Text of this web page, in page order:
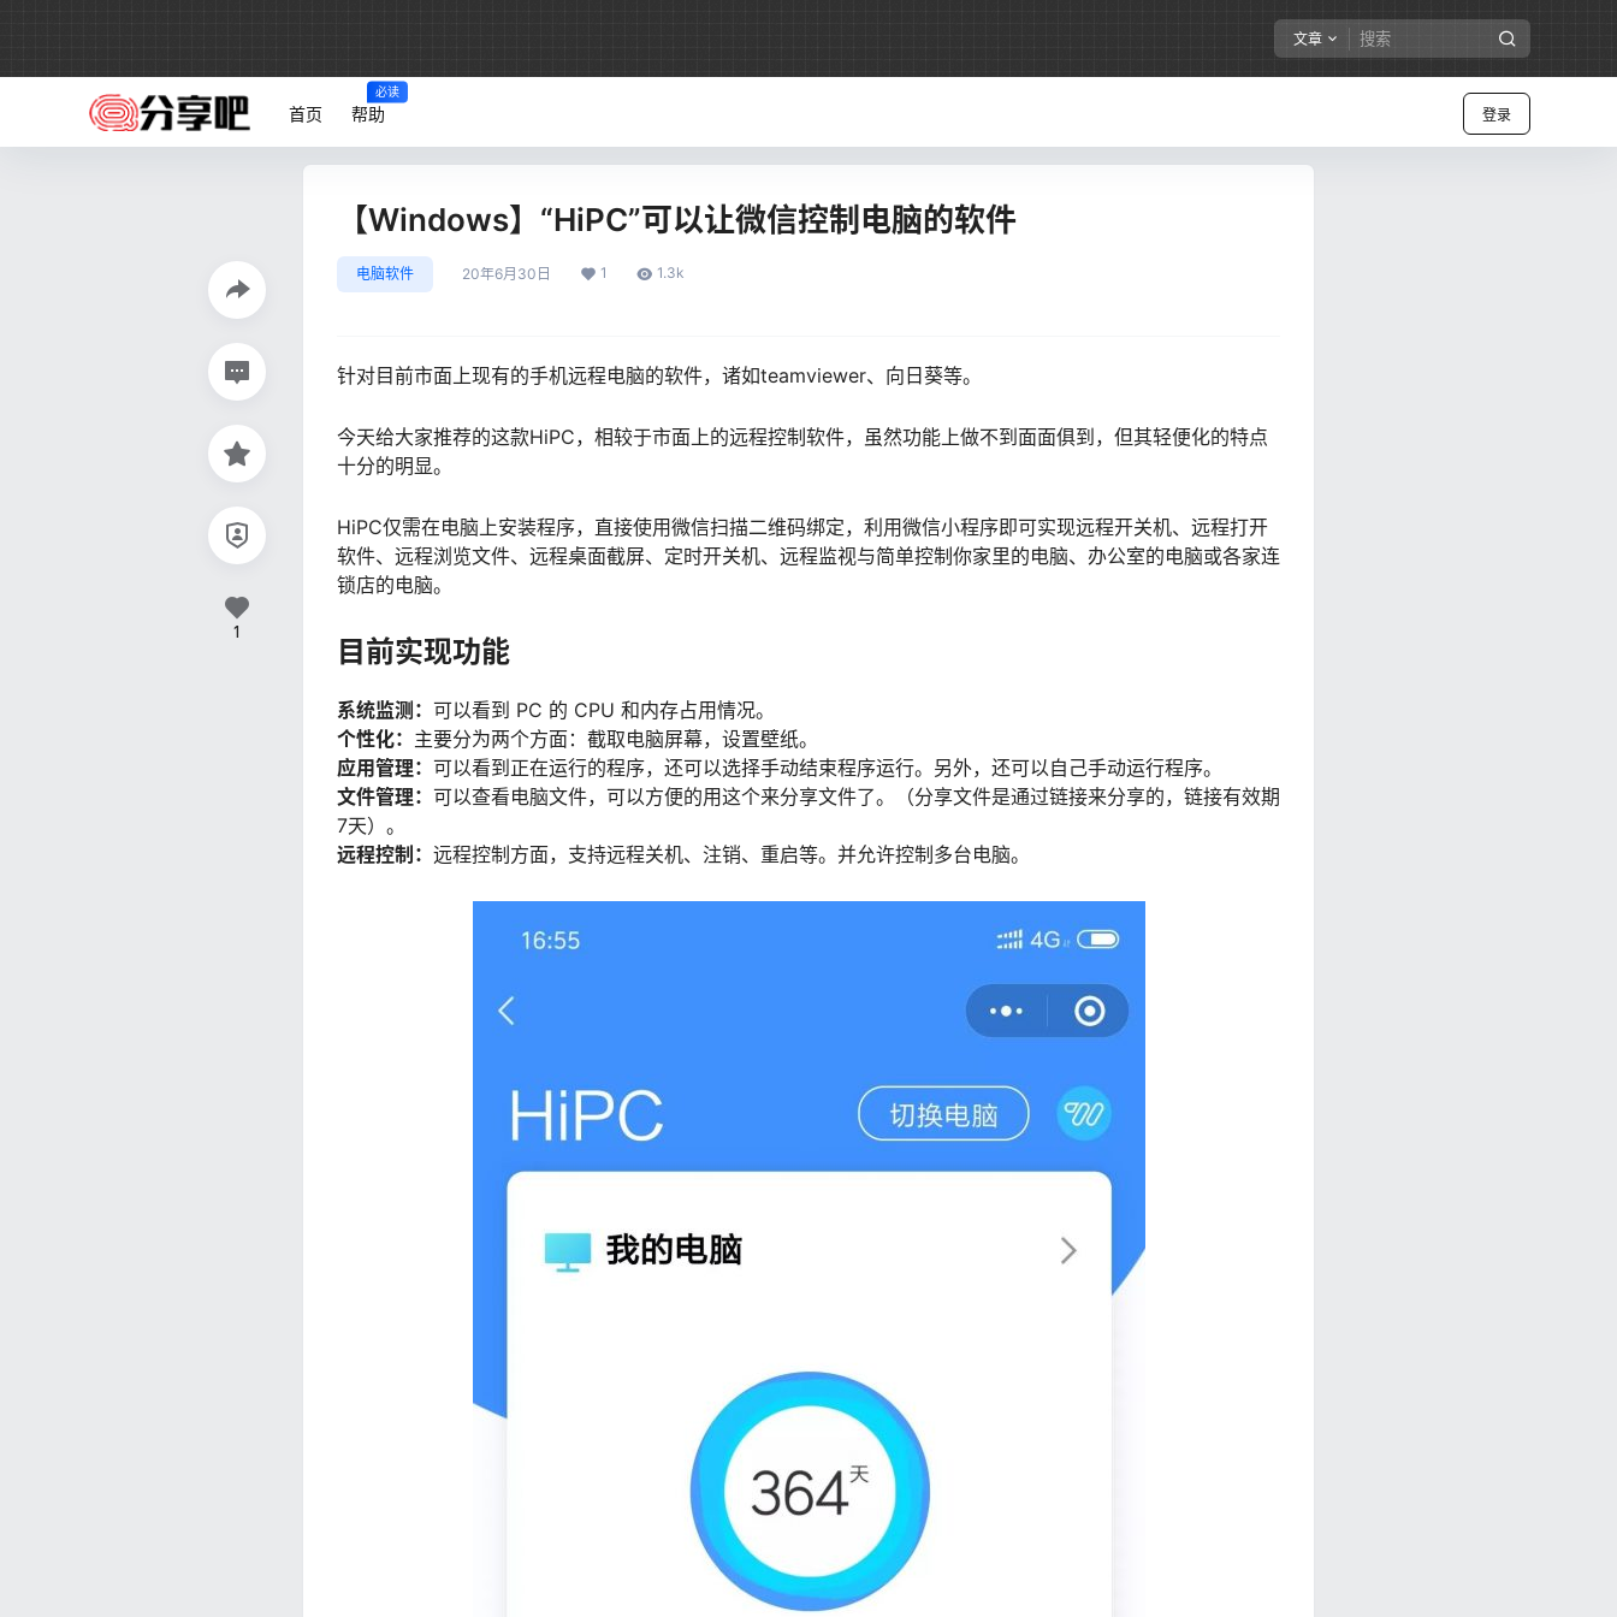
文章
登录
首页 帮助
必读
【Windows】“HiPC”可以让微信控制电脑的软件
电脑软件 20年6月30日 1 1.3k
针对目前市面上现有的手机远程电脑的软件，诸如teamviewer、向日葵等。
今天给大家推荐的这款HiPC，相较于市面上的远程控制软件，虽然功能上做不到面面俱到，但其轻便化的特点
十分的明显。
HiPC仅需在电脑上安装程序，直接使用微信扫描二维码绑定，利用微信小程序即可实现远程开关机、远程打开
软件、远程浏览文件、远程桌面截屏、定时开关机、远程监视与简单控制你家里的电脑、办公室的电脑或各家连
锁店的电脑。
目前实现功能
系统监测： 可以看到 PC 的 CPU 和内存占用情况。
个性化： 主要分为两个方面：截取电脑屏幕，设置壁纸。
应用管理： 可以看到正在运行的程序，还可以选择手动结束程序运行。另外，还可以自己手动运行程序。
文件管理： 可以查看电脑文件，可以方便的用这个来分享文件了。（分享文件是通过链接来分享的，链接有效期
7天）。
远程控制： 远程控制方面，支持远程关机、注销、重启等。并允许控制多台电脑。
1